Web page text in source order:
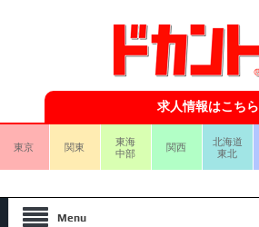
求人情報はこちら
東京 関東
東海
中部
関西
北海道
東北
Menu